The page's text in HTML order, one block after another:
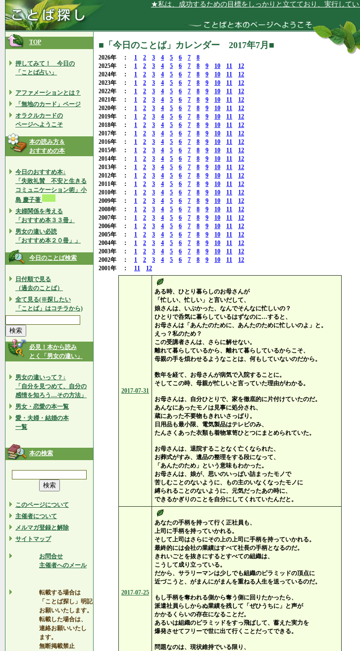
★私は、成功するための目標をしっかりと立てており、実行しています★
TOP
押してみて！ 今日の
「ことば占い」
アファメーションとは？
「無地のカード」ページ
オラクルカードの
ページへようこそ
本の読み方＆
おすすめの本
今日のおすすめ本↓
「失敗礼賛 不安と生きる
コミュニケーション術」小
島 慶子著
夫婦関係を考える
「おすすめ本３３冊」
男女の違い必読
「おすすめ本２０冊」」
今日のことば検索
日付順で見る
（過去のことば）
全て見る(※探したい
「ことば」はコチラから)
必見！本から読み
とく「男女の違い」
男女の違いって？↓
「自分を見つめて、自分の
感情を知ろう…その方法」
男女・恋愛の本一覧
愛・夫婦・結婚の本
一覧
本の検索
このページについて
主催者について
メルマガ登録と解除
サイトマップ
お問合せ
主催者へのメール
転載する場合は
「ことば探し」明記
お願いいたします。
転載した場合は、
連絡お願いいたし
ます。
無断掲載禁止
■「今日のことば」カレンダー 2017年7月■
2026年 ： 1 2 3 4 5 6 7
8
2025年 ： 1 2 3 4 5 6 7 8 9 10 11
12
2024年 ： 1 2 3 4 5 6 7 8 9 10 11
12
2023年 ： 1 2 3 4 5 6 7 8 9 10 11
12
2022年 ： 1 2 3 4 5 6 7 8 9 10 11
12
2021年 ： 1 2 3 4 5 6 7 8 9 10 11
12
2020年 ： 1 2 3 4 5 6 7 8 9 10 11
12
2019年 ： 1 2 3 4 5 6 7 8 9 10 11
12
2018年 ： 1 2 3 4 5 6 7 8 9 10 11
12
2017年 ： 1 2 3 4 5 6 7 8 9 10 11
12
2016年 ： 1 2 3 4 5 6 7 8 9 10 11
12
2015年 ： 1 2 3 4 5 6 7 8 9 10 11
12
2014年 ： 1 2 3 4 5 6 7 8 9 10 11
12
2013年 ： 1 2 3 4 5 6 7 8 9 10 11
12
2012年 ： 1 2 3 4 5 6 7 8 9 10 11
12
2011年 ： 1 2 3 4 5 6 7 8 9 10 11
12
2010年 ： 1 2 3 4 5 6 7 8 9 10 11
12
2009年 ： 1 2 3 4 5 6 7 8 9 10 11
12
2008年 ： 1 2 3 4 5 6 7 8 9 10 11
12
2007年 ： 1 2 3 4 5 6 7 8 9 10 11
12
2006年 ： 1 2 3 4 5 6 7 8 9 10 11
12
2005年 ： 1 2 3 4 5 6 7 8 9 10 11
12
2004年 ： 1 2 3 4 5 6 7 8 9 10 11
12
2003年 ： 1 2 3 4 5 6 7 8 9 10 11
12
2002年 ： 1 2 3 4 5 6 7 8 9 10 11
12
2001年 ： 11 12
2017-07-31
ある時、ひとり暮らしのお母さんが
「忙しい、忙しい」と言いだして、
娘さんは、いぶかった、なんでそんなに忙しいの？
ひとりで呑気に暮らしているはずなのに…すると、
お母さんは「あんたのために、あんたのために忙しいのよ」と。
えっ？私のため？
この受講者さんは、さらに解せない。
離れて暮らしているから、離れて暮らしているからこそ、
母親の手を煩わせるようなことは、何もしていないのだから。
数年を経て、お母さんが病気で入院することに。
そしてこの時、母親が忙しいと言っていた理由がわかる。
お母さんは、自分ひとりで、家を徹底的に片付けていたのだ。
あんなにあったモノは見事に処分され、
蔵にあった不要物もきれいさっぱり。
日用品も最小限、電気製品はテレビのみ、
たんさくあった衣類も着物箪笥ひとつにまとめられていた。
お母さんは、退院することなく亡くなられた、
お葬式がすみ、遺品の整理をする段になって、
「あんたのため」という意味もわかった。
お母さんは、娘が、思いのいっぱい詰まったモノで
苦しむことのないように、もの主のいなくなったモノに
縛られることのないように、元気だったあの時に、
できるかぎりのことを自分にしてくれていたんだと。
2017-07-25
あなたの手柄を持って行く正社員も、
上司に手柄を持っていかれる。
そして上司はさらにその上の上司に手柄を持っていかれる。
最終的には会社の業績はすべて社長の手柄となるのだ。
きれいごとを抜きにするとすべての組織は、
こうして成り立っている。
だから、サラリーマンは少しでも組織のピラミッドの頂点に
近づこうと、がまんにがまんを重ねる人生を送っているのだ。
もし手柄を奪われる側から奪う側に回りたかったら、
派遣社員らしからぬ業績を残して「ぜひうちに」と声が
かかるくらいの存在になることだ。
あるいは組織のピラミッドをすっ飛ばして、蓄えた実力を
爆発させてフリーで世に出て行くことだってできる。
問題なのは、現状維持でいる限り、